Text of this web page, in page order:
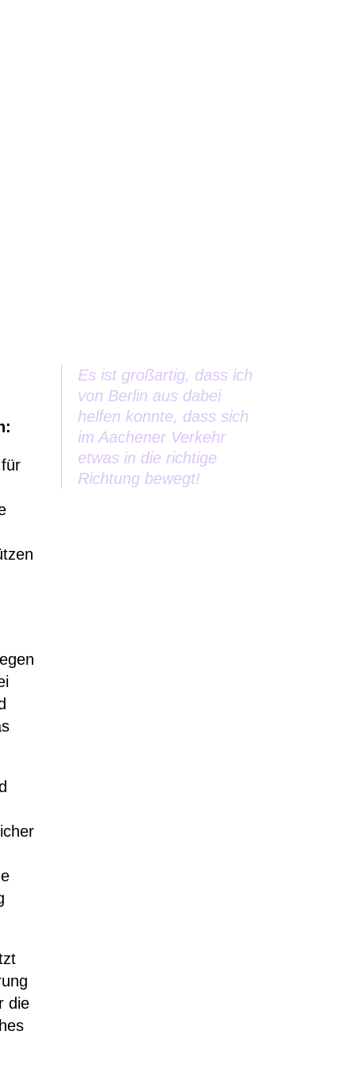
die
Es ist großartig, dass ich
von Berlin aus dabei
helfen konnte, dass sich
im Aachener Verkehr
etwas in die richtige
Richtung bewegt!